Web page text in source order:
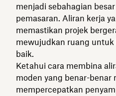
menjadi sebahagian
pemasaran. Aliran kerja
memastikan projek
mewujudkan ruang
baik.
Ketahui cara membina
moden yang benar-benar
mempercepatkan